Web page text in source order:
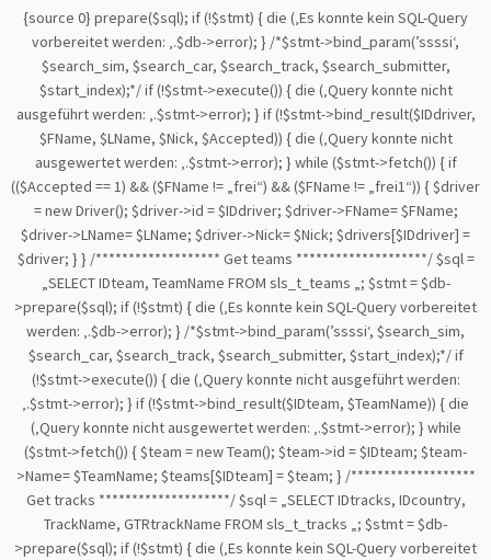
{source 0} prepare($sql); if (!$stmt) { die (‚Es konnte kein SQL-Query
vorbereitet werden: ‚.$db->error); } /*$stmt->bind_param(’ssssi‘,
$search_sim, $search_car, $search_track, $search_submitter,
$start_index);*/ if (!$stmt->execute()) { die (‚Query konnte nicht
ausgeführt werden: ‚.$stmt->error); } if (!$stmt->bind_result($IDdriver,
$FName, $LName, $Nick, $Accepted)) { die (‚Query konnte nicht
ausgewertet werden: ‚.$stmt->error); } while ($stmt->fetch()) { if
(($Accepted == 1) && ($FName != „frei“) && ($FName != „frei1“)) { $driver
= new Driver(); $driver->id = $IDdriver; $driver->FName= $FName;
$driver->LName= $LName; $driver->Nick= $Nick; $drivers[$IDdriver] =
$driver; } } /******************* Get teams ********************/ $sql =
„SELECT IDteam, TeamName FROM sls_t_teams „; $stmt = $db-
>prepare($sql); if (!$stmt) { die (‚Es konnte kein SQL-Query vorbereitet
werden: ‚.$db->error); } /*$stmt->bind_param(’ssssi‘, $search_sim,
$search_car, $search_track, $search_submitter, $start_index);*/ if
(!$stmt->execute()) { die (‚Query konnte nicht ausgeführt werden:
‚.$stmt->error); } if (!$stmt->bind_result($IDteam, $TeamName)) { die
(‚Query konnte nicht ausgewertet werden: ‚.$stmt->error); } while
($stmt->fetch()) { $team = new Team(); $team->id = $IDteam; $team-
>Name= $TeamName; $teams[$IDteam] = $team; } /*******************
Get tracks ********************/ $sql = „SELECT IDtracks, IDcountry,
TrackName, GTRtrackName FROM sls_t_tracks „; $stmt = $db-
>prepare($sql); if (!$stmt) { die (‚Es konnte kein SQL-Query vorbereitet